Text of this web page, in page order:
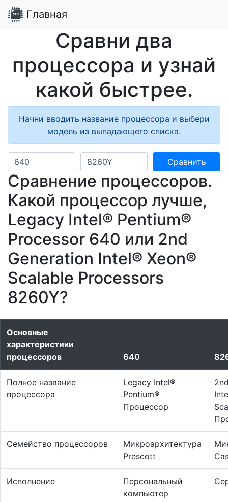
Главная
Сравни два
процессора и узнай
какой быстрее.
Начни вводить название процессора и выбери
модель из выпадающего списка.
Сравнить
Сравнение процессоров.
Какой процессор лучше,
Legacy Intel® Pentium®
Processor 640 или 2nd
Generation Intel® Xeon®
Scalable Processors
8260Y?
Основные
характеристики
процессоров
640
Полное название
процессора
Legacy Intel®
Pentium®
Процессор
Семейство процессоров
Микроархитектура
Prescott
Исполнение
Персональный
компьютер